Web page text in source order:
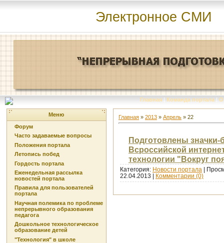
Электронное СМИ
Главная | Команда портала | О
Меню
Форум
Часто задаваемые вопросы
Положения портала
Летопись побед
Гордость портала
Еженедельная рассылка
новостей портала
Правила для пользователей
портала
Научная полемика по проблеме
непрерывного образования
педагога
Дошкольное технологическое
образование детей
"Технология" в школе
Главная » 2013 » Апрель » 22
Подготовлены значки-
Всроссийской
технологии "Вокруг
Категория: Новости портала |
22.04.2013
Комментарии (0)